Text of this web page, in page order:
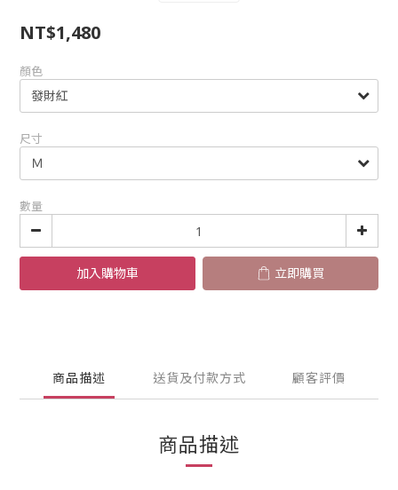
NT$1,480
顏色
尺寸
數量
加入購物車 立即購買
商品描述 送貨及付款方式 顧客評價
商品描述